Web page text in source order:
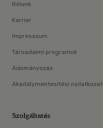
Rólunk
Karrier
Impresszum
Társadalmi programok
Adományozás
Akadálymentesítési nyilatkozat
Szolgáltatás